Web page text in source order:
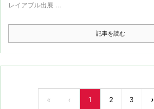
レイアブル出展 ...
記事を読む
« ‹ 1 2 3 ›